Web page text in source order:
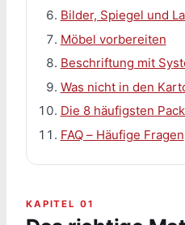
Bilder, Spiegel und
Möbel vorbereiten
Beschriftung mit
Was nicht in den
Die 8 häufigsten
FAQ – Häufige Fragen
KAPITEL 01